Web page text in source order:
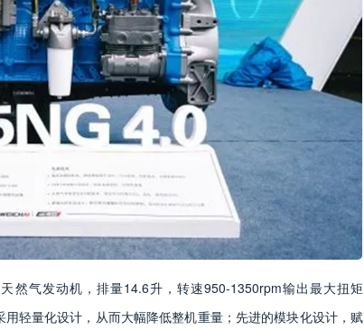
然气发动机，排量14.6升，转速950-1350rpm输出最大扭矩
轻量化设计，从而大幅降低整机重量；先进的模块化设计，赋